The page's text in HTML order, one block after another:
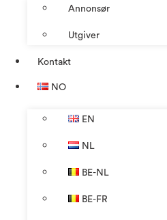
Annonsør
Utgiver
Kontakt
NO
EN
NL
BE-NL
BE-FR